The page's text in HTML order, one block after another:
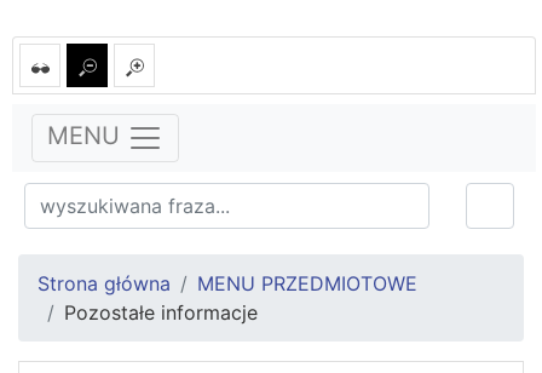
MENU
Strona główna
MENU PRZEDMIOTOWE
Pozostałe informacje